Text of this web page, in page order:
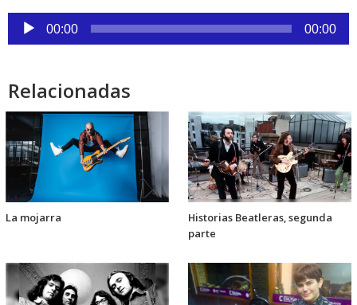
Reproductor
de
00:00 00:00
Relacionadas
La mojarra
Historias Beatleras, segunda
parte